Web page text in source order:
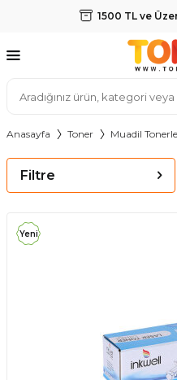
1500 TL ve
Anasayfa Toner Muadil
Filtre
Yeni